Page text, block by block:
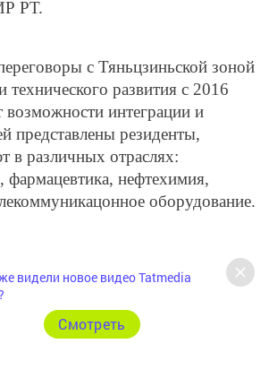
РТ.
с Тяньцзиньской зоной
технического развития с 2016
возможности интеграции и
представлены резиденты,
в различных отраслях:
фармацевтика, нефтехимия,
оборудование.
www.tatar-
10/04/628889/
видели новое видео Tatmedia
Cмотреть